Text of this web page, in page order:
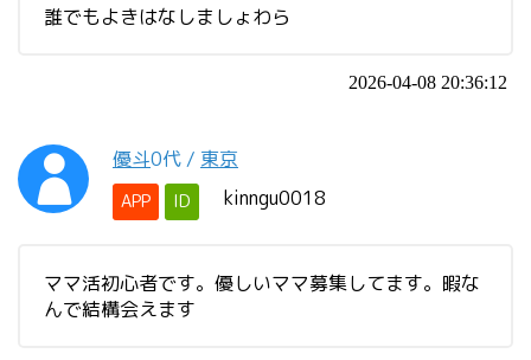
誰でもよきはなしましょわら
2026-04-08 20:36:12
優斗0代 / 東京
APP ID kinngu0018
ママ活初心者です。優しいママ募集してます。暇な
んで結構会えます